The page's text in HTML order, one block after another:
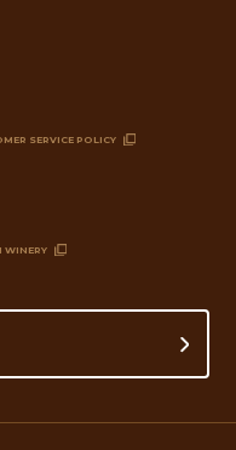
SERVICE POLICY
WINERY